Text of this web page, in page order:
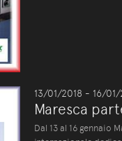
13/01/2018 - 16/01/
Maresca
Dal 13 al 16 gennaio